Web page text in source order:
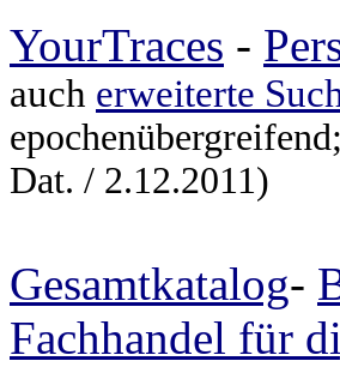
YourTraces -
auch erweiterte
Dat. / 2.12.2011)
Gesamtkatalog-
Fachhandel für